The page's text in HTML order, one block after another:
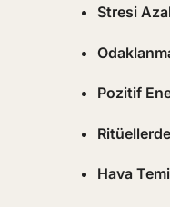
Stresi
Pozitif
Hava